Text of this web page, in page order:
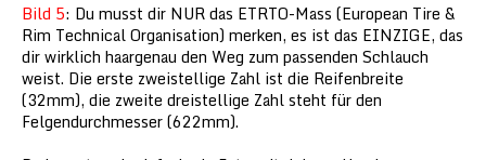
Bild 5: Du musst dir NUR das ETRTO-Mass (European Tire &
Rim Technical Organisation) merken, es ist das EINZIGE, das
dir wirklich haargenau den Weg zum passenden Schlauch
weist. Die erste zweistellige Zahl ist die Reifenbreite
(32mm), die zweite dreistellige Zahl steht für den
Felgendurchmesser (622mm).